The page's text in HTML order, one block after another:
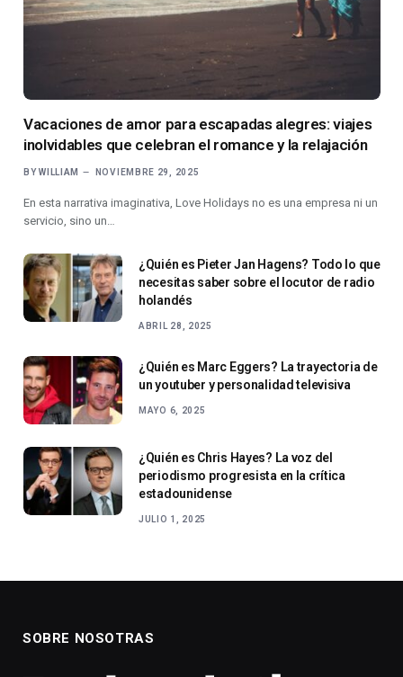
Vacaciones de amor para escapadas alegres: viajes
inolvidables que celebran el romance y la relajación
BY WILLIAM NOVIEMBRE 29, 2025
En esta narrativa imaginativa, Love Holidays no es una empresa ni un
servicio, sino un…
¿Quién es Pieter Jan Hagens? Todo lo que
necesitas saber sobre el locutor de radio
holandés
ABRIL 28, 2025
¿Quién es Marc Eggers? La trayectoria de
un youtuber y personalidad televisiva
MAYO 6, 2025
¿Quién es Chris Hayes? La voz del
periodismo progresista en la crítica
estadounidense
JULIO 1, 2025
SOBRE NOSOTRAS